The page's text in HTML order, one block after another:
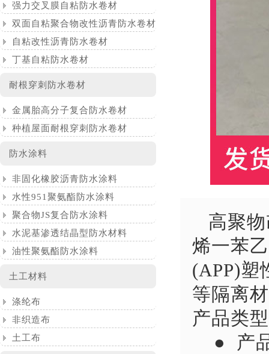
强力交叉膜自粘防水卷材
双面自粘聚合物改性沥青防水卷材
自粘改性沥青防水卷材
丁基自粘防水卷材
耐根穿刺防水卷材
金属胎高分子复合防水卷材
种植屋面耐根穿刺防水卷材
防水涂料
非固化橡胶沥青防水涂料
水性951聚氨酯防水涂料
聚合物JS复合防水涂料
水泥基渗透结晶型防水材料
油性聚氨酯防水涂料
土工材料
涤纶布
非织造布
土工布
高聚物
烯一苯
(APP)塑
等隔离
产品类型
● 产品